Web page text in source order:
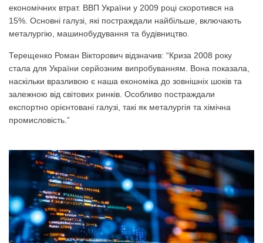
економічних втрат. ВВП України у 2009 році скоротився на
15%. Основні галузі, які постраждали найбільше, включають
металургію, машинобудування та будівництво.
Терещенко Роман Вікторович відзначив: “Криза 2008 року
стала для України серйозним випробуванням. Вона показала,
наскільки вразливою є наша економіка до зовнішніх шоків та
залежною від світових ринків. Особливо постраждали
експортно орієнтовані галузі, такі як металургія та хімічна
промисловість.”